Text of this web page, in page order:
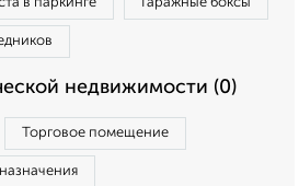
недвижимости (0)
Торговое помещение